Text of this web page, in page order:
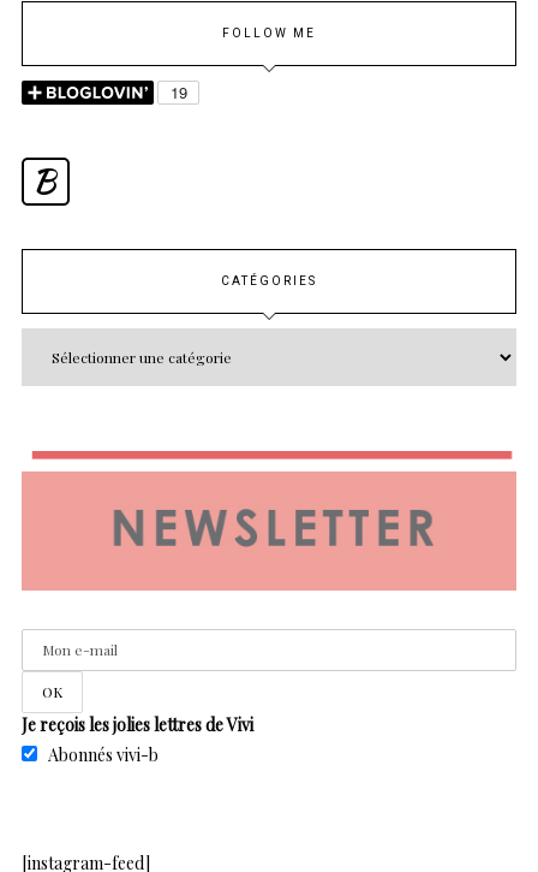
FOLLOW ME
B
CATÉGORIES
Je reçois les jolies lettres de Vivi
Abonnés vivi-b
[instagram-feed]